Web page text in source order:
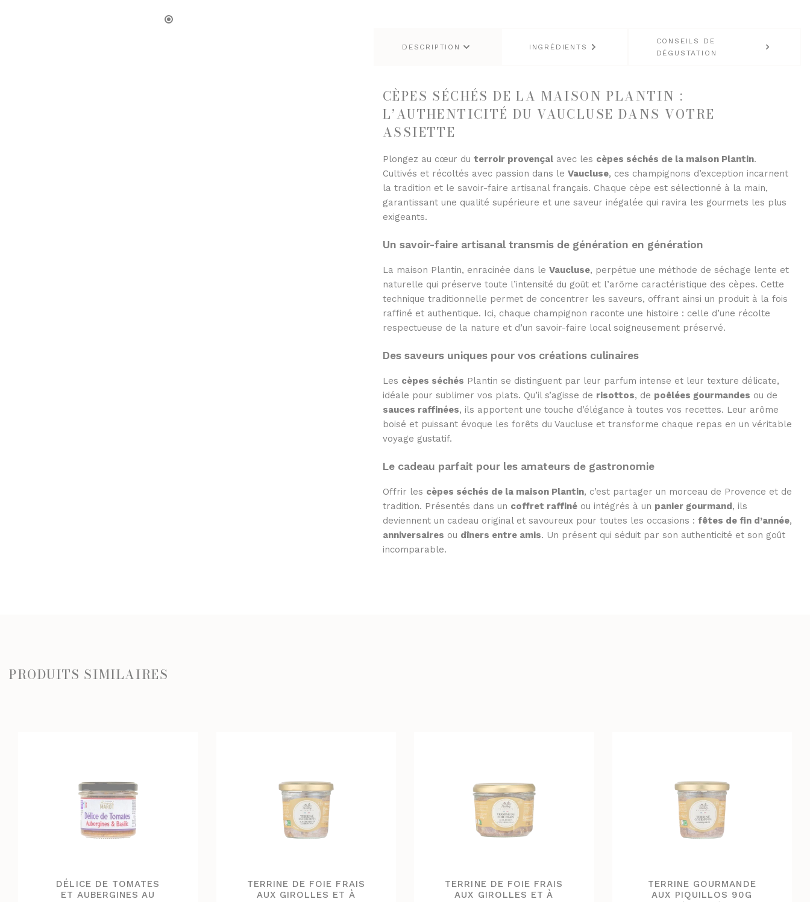
DESCRIPTION INGRÉDIENTS
CONSEILS DE
DÉGUSTATION
CÈPES SÉCHÉS DE LA MAISON PLANTIN :
L’AUTHENTICITÉ DU VAUCLUSE DANS VOTRE
ASSIETTE
Plongez au cœur du terroir provençal avec les cèpes séchés de la maison Plantin.
Cultivés et récoltés avec passion dans le Vaucluse, ces champignons d’exception incarnent
la tradition et le savoir-faire artisanal français. Chaque cèpe est sélectionné à la main,
garantissant une qualité supérieure et une saveur inégalée qui ravira les gourmets les plus
exigeants.
Un savoir-faire artisanal transmis de génération en génération
La maison Plantin, enracinée dans le Vaucluse, perpétue une méthode de séchage lente et
naturelle qui préserve toute l’intensité du goût et l’arôme caractéristique des cèpes. Cette
technique traditionnelle permet de concentrer les saveurs, offrant ainsi un produit à la fois
raffiné et authentique. Ici, chaque champignon raconte une histoire : celle d’une récolte
respectueuse de la nature et d’un savoir-faire local soigneusement préservé.
Des saveurs uniques pour vos créations culinaires
Les cèpes séchés Plantin se distinguent par leur parfum intense et leur texture délicate,
idéale pour sublimer vos plats. Qu’il s’agisse de risottos, de poêlées gourmandes ou de
sauces raffinées, ils apportent une touche d’élégance à toutes vos recettes. Leur arôme
boisé et puissant évoque les forêts du Vaucluse et transforme chaque repas en un véritable
voyage gustatif.
Le cadeau parfait pour les amateurs de gastronomie
Offrir les cèpes séchés de la maison Plantin, c’est partager un morceau de Provence et de
tradition. Présentés dans un coffret raffiné ou intégrés à un panier gourmand, ils
deviennent un cadeau original et savoureux pour toutes les occasions : fêtes de fin d’année,
anniversaires ou dîners entre amis. Un présent qui séduit par son authenticité et son goût
incomparable.
PRODUITS SIMILAIRES
DÉLICE DE TOMATES
ET AUBERGINES AU
TERRINE DE FOIE FRAIS
AUX GIROLLES ET À
TERRINE DE FOIE FRAIS
AUX GIROLLES ET À
TERRINE GOURMANDE
AUX PIQUILLOS 90G